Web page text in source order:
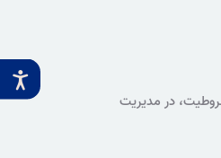
در مدیریت